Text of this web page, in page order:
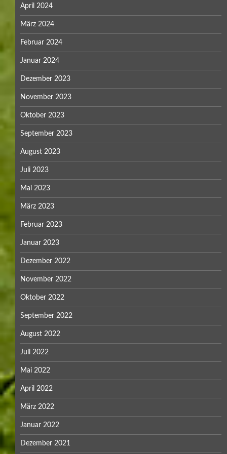
April 2024
März 2024
Februar 2024
Januar 2024
Dezember 2023
November 2023
Oktober 2023
September 2023
August 2023
Juli 2023
Mai 2023
März 2023
Februar 2023
Januar 2023
Dezember 2022
November 2022
Oktober 2022
September 2022
August 2022
Juli 2022
Mai 2022
April 2022
März 2022
Januar 2022
Dezember 2021